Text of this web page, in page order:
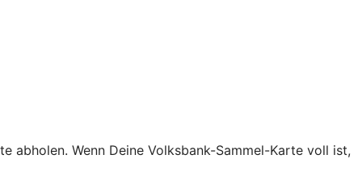
abholen. Wenn Deine Volksbank-Sammel-Karte voll ist,